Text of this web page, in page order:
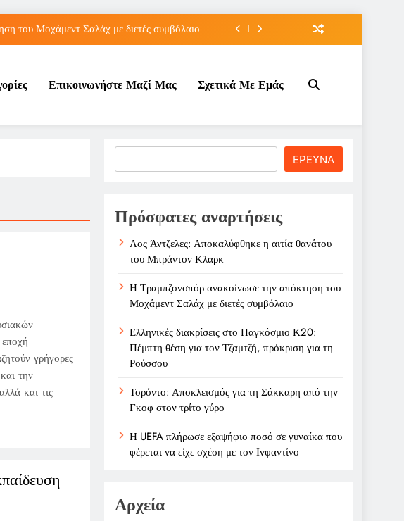
του Μοχάμεντ Σαλάχ με διετές συμβόλαιο
τη Σάκκαρη από την Γκοφ στον τρίτο γύρο
του Μοχάμεντ Σαλάχ με διετές συμβόλαιο
για τον Τζαμτζή, πρόκριση για τη Ρούσσου
Επικοινωνήστε Μαζί Μας Σχετικά Με Εμάς
γρήγορες
την
και τις
ΕΡΕΥΝΑ
Πρόσφατες αναρτήσεις
Λος Άντζελες: Αποκαλύφθηκε η αιτία θανάτου
του Μπράντον Κλαρκ
Η Τραμπζονσπόρ ανακοίνωσε την απόκτηση του
Μοχάμεντ Σαλάχ με διετές συμβόλαιο
Ελληνικές διακρίσεις στο Παγκόσμιο Κ20:
Πέμπτη θέση για τον Τζαμτζή, πρόκριση για τη
Ρούσσου
Τορόντο: Αποκλεισμός για τη Σάκκαρη από την
Γκοφ στον τρίτο γύρο
Η UEFA πλήρωσε εξαψήφιο ποσό σε γυναίκα που
φέρεται να είχε σχέση με τον Ινφαντίνο
Αρχεία